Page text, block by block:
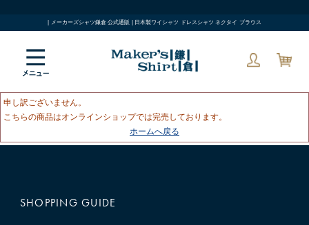
| メーカーズシャツ鎌倉 公式通販 | 日本製ワイシャツ ドレスシャツ ネクタイ ブラウス
申し訳ございません。
こちらの商品はオンラインショップでは完売しております。
ホームへ戻る
SHOPPING GUIDE